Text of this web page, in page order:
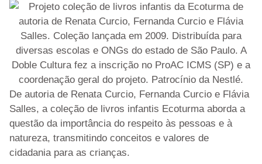
De autoria de Renata Curcio, Fernanda Curcio e Flávia
Salles, a coleção de livros infantis Ecoturma aborda a
questão da importância do respeito às pessoas e à
natureza, transmitindo conceitos e valores de
cidadania para as crianças.